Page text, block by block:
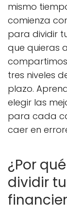
mismo
comienza
para dividir
que quieras
tres niveles
plazo.
elegir las
para cada
caer en
¿Por
dividir